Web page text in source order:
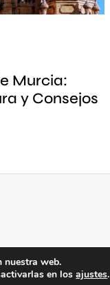
Murcia:
y Consejos
nuestra web.
en losajustes.